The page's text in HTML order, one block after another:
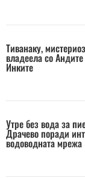
Тиванаку,
владеела со
Инките
Утре без вода за
Драчево поради
водоводната мрежа